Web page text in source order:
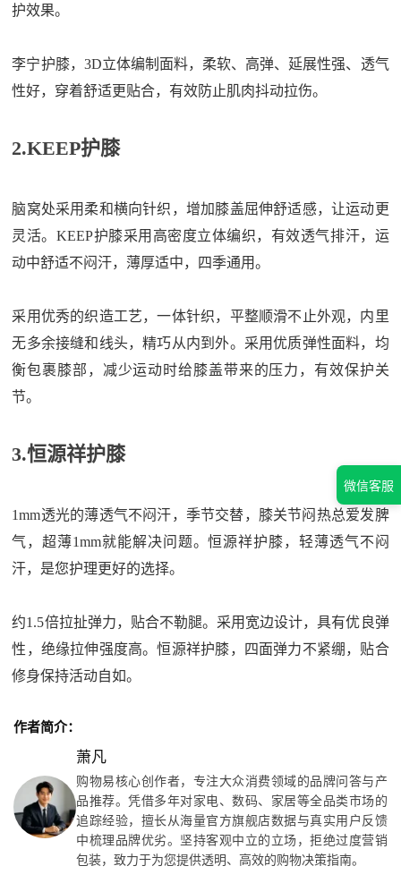
护效果。
李宁护膝，3D立体编制面料，柔软、高弹、延展性强、透气
性好，穿着舒适更贴合，有效防止肌肉抖动拉伤。
2.KEEP护膝
脑窝处采用柔和横向针织，增加膝盖屈伸舒适感，让运动更
灵活。KEEP护膝采用高密度立体编织，有效透气排汗，运
动中舒适不闷汗，薄厚适中，四季通用。
采用优秀的织造工艺，一体针织，平整顺滑不止外观，内里
无多余接缝和线头，精巧从内到外。采用优质弹性面料，均
衡包裹膝部，减少运动时给膝盖带来的压力，有效保护关
节。
3.恒源祥护膝
1mm透光的薄透气不闷汗，季节交替，膝关节闷热总爱发脾
气，超薄1mm就能解决问题。恒源祥护膝，轻薄透气不闷
汗，是您护理更好的选择。
约1.5倍拉扯弹力，贴合不勒腿。采用宽边设计，具有优良弹
性，绝缘拉伸强度高。恒源祥护膝，四面弹力不紧绷，贴合
修身保持活动自如。
作者简介：
萧凡
购物易核心创作者，专注大众消费领域的品牌问答与产
品推荐。凭借多年对家电、数码、家居等全品类市场的
追踪经验，擅长从海量官方旗舰店数据与真实用户反馈
中梳理品牌优劣。坚持客观中立的立场，拒绝过度营销
包装，致力于为您提供透明、高效的购物决策指南。
微信客服